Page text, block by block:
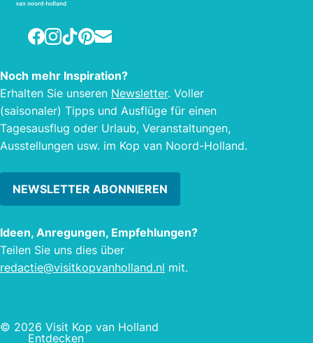
Facebook
Instagram
TikTokPinterest
E-mail
Noch mehr Inspiration?
Erhalten Sie unseren Newsletter. Voller
(saisonaler) Tipps und Ausflüge für einen
Tagesausflug oder Urlaub, Veranstaltungen,
Ausstellungen usw. im Kop van Noord-Holland.
NEWSLETTER ABONNIEREN
Ideen, Anregungen, Empfehlungen?
Teilen Sie uns dies über
redactie@visitkopvanholland.nl mit.
© 2026 Visit Kop van Holland
Entdecken